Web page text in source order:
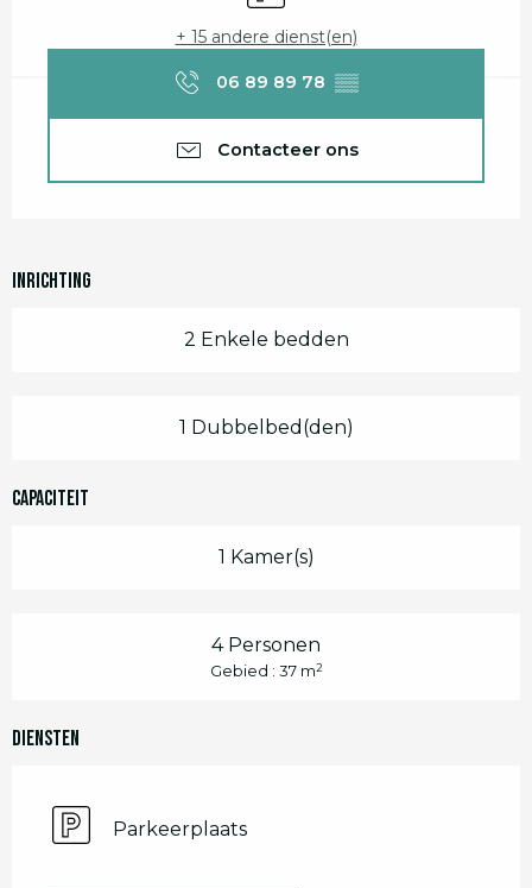
+ 15 andere dienst(en)
06 89 89 78 ▒▒
Contacteer ons
Inrichting
2 Enkele bedden
1 Dubbelbed(den)
Capaciteit
1 Kamer(s)
4 Personen
Gebied : 37 m2
Diensten
Parkeerplaats